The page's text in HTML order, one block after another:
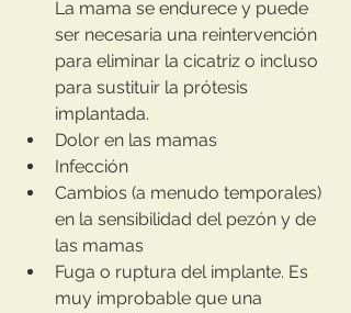
La mama se endurece y puede
ser necesaria una reintervención
para eliminar la cicatriz o incluso
para sustituir la prótesis
implantada.
Dolor en las mamas
Infección
Cambios (a menudo temporales)
en la sensibilidad del pezón y de
las mamas
Fuga o ruptura del implante. Es
muy improbable que una